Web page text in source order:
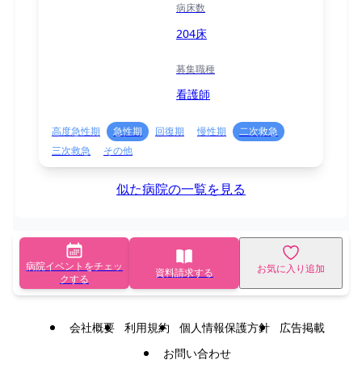
病床数
204床
募集職種
看護師
高度急性期 急性期 回復期 慢性期
二次救急
三次救急
その他
似た病院の一覧を見る
病院イベントをチェッ
クする
資料請求する お気に入り追加
会社概要 利用規約 個人情報保護方針
広告掲載
お問い合わせ